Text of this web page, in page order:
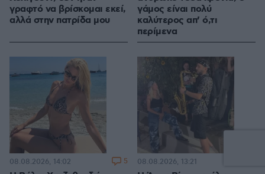
γραφτό να βρίσκομαι εκεί,
αλλά στην πατρίδα μου
γάμος είναι πολύ
καλύτερος απ’ ό,τι
περίμενα
08.08.2026, 14:02 5 08.08.2026, 13:21